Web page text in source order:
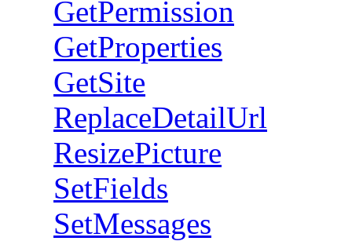
GetPermission
GetProperties
GetSite
ReplaceDetailUrl
ResizePicture
SetFields
SetMessages